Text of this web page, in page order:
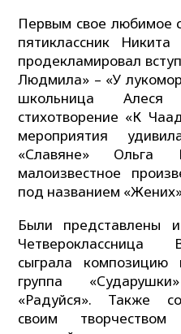
Первым свое любимое
пятиклассник
продекламировал
Людмила» – «У
школьница Алеся
стихотворение «К
мероприятия
«Славяне» Ольга
малоизвестное
под названием
Были представлены
Четвероклассница
сыграла композицию
группа
«Радуйся». Также
своим